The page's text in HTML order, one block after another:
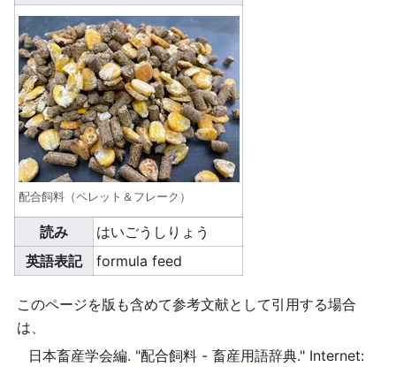
配合飼料（ペレット＆フレーク）
読み
はいごうしりょう
英語表記
formula feed
このページを版も含めて参考文献として引用する場合
は、
日本畜産学会編. "配合飼料 - 畜産用語辞典." Internet: